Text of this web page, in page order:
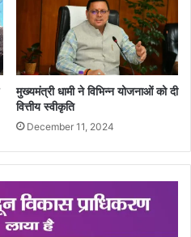
मुख्यमंत्री धामी ने विभिन्न योजनाओं को दी
वित्तीय स्वीकृति
December 11, 2024